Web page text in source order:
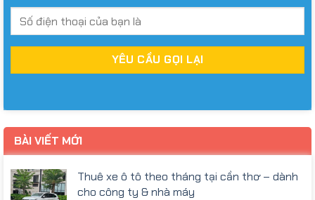
BÀI VIẾT MỚI
Thuê xe ô tô theo tháng tại cần thơ – dành
cho công ty & nhà máy